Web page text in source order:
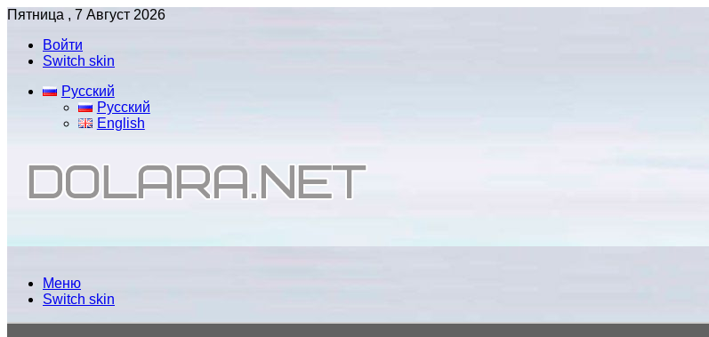
Пятница , 7 Август 2026
Войти
Switch skin
Русский
Русский
English
Меню
Switch skin